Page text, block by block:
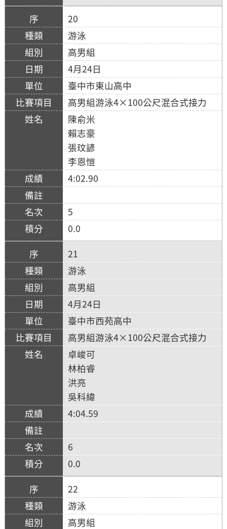
20
游泳
高男組
4月24日
臺中市東山高中
高男組游泳4×100公尺混合式接力
陳俞米
賴志豪
張玟諺
李恩愷
4:02.90
5
0.0
21
游泳
高男組
4月24日
臺中市西苑高中
高男組游泳4×100公尺混合式接力
卓峻可
林柏睿
洪亮
吳科緯
4:04.59
6
0.0
22
游泳
高男組